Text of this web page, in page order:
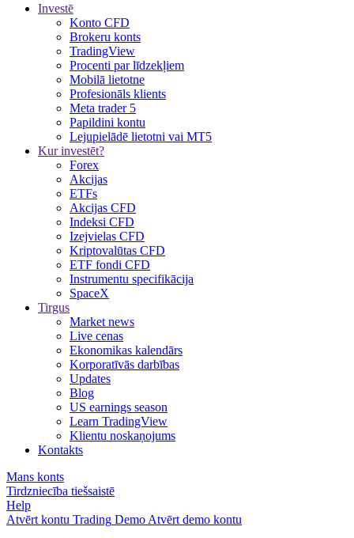
Investē
Konto CFD
Brokeru konts
TradingView
Procenti par līdzekļiem
Mobilā lietotne
Profesionāls klients
Meta trader 5
Papildini kontu
Lejupielādē lietotni vai MT5
Kur investēt?
Forex
Akcijas
ETFs
Akcijas CFD
Indeksi CFD
Izejvielas CFD
Kriptovalūtas CFD
ETF fondi CFD
Instrumentu specifikācija
SpaceX
Tirgus
Market news
Live cenas
Ekonomikas kalendārs
Korporatīvās darbības
Updates
Blog
US earnings season
Learn TradingView
Klientu noskaņojums
Kontakts
Mans konts
Tirdzniecība tiešsaistē
Help
Atvērt kontu Trading Demo Atvērt demo kontu